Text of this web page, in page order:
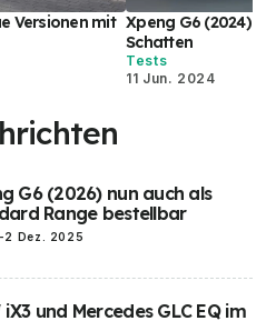
Versionen mit Xpeng G6 (2024)
Schatten
Tests
11 Jun. 2024
G6 (2026) nun auch als
Range bestellbar
-2 Dez. 2025
iX3 und Mercedes GLC EQ im